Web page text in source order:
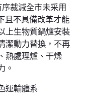
裁減全市未采用
且不具備改革才能
上生物質鍋爐安裝
潔動力替換，不再
熱處理爐、干燥
。
運輸體系